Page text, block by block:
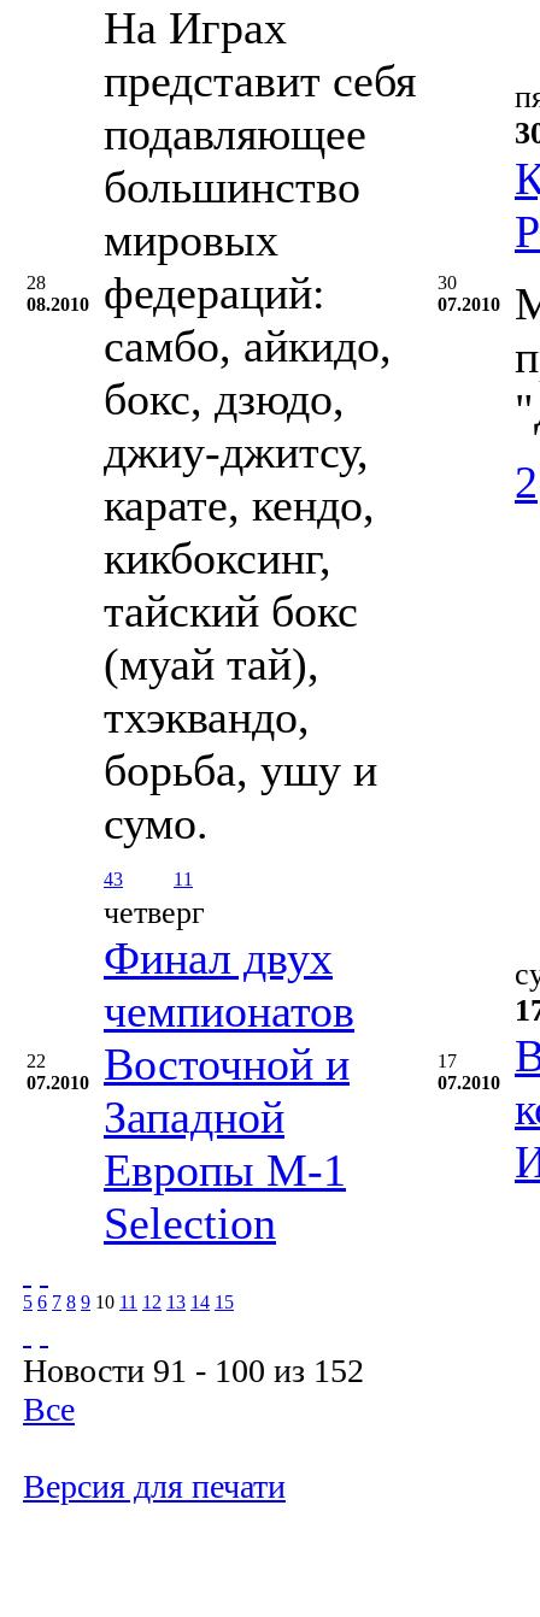
28
08.2010
На Играх
представит себя
подавляющее
большинство
мировых
федераций:
самбо, айкидо,
бокс, дзюдо,
джиу-джитсу,
карате, кендо,
кикбоксинг,
тайский бокс
(муай тай),
тхэквандо,
борьба, ушу и
сумо.
43 11
30
07.2010
2
22
07.2010
четверг
Финал двух
чемпионатов
Восточной и
Западной
Европы М-1
Selection
17
07.2010
5 6 7 8 9 10 11 12 13 14 15
Новости 91 - 100 из 152
Все
Версия для печати